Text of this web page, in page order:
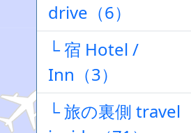
drive（6）
└ 宿 Hotel /
Inn（3）
└ 旅の裏側 travel